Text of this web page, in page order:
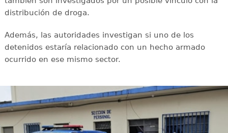
distribución de droga.
Además, las autoridades investigan si uno de los
detenidos estaría relacionado con un hecho armado
ocurrido en ese mismo sector.